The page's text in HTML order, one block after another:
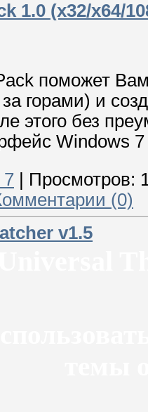
1.0 (x32/x64/
поможет
горами) и
этого без
Windows
7
Просмотров:
(0)
v1.5